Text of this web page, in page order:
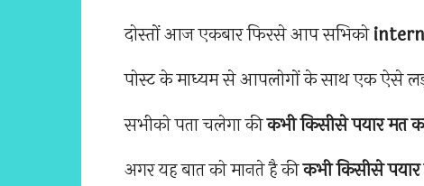
दोस्तों आज एकबार फिरसे आप सभिको
पोस्ट के माध्यम से आपलोगों के साथ एक ऐसे
सभीको पता चलेगा कीकभी किसीसेपयार मत
अगर यह बात को मानते है कीकभीकिसीसे